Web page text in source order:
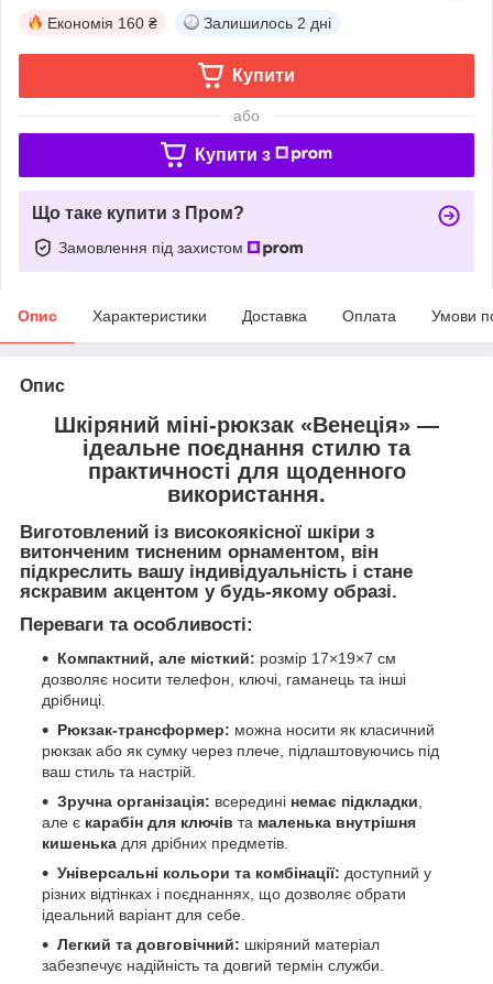
Економія 160 ₴ Залишилось 2 дні
Купити
або
Купити з
Що таке купити з Пром?
Замовлення під захистом
Опис Характеристики Доставка Оплата Умови
Опис
Шкіряний міні-рюкзак «Венеція» —
ідеальне поєднання стилю та
практичності для щоденного
використання.
Виготовлений із високоякісної шкіри з
витонченим тисненим орнаментом, він
підкреслить вашу індивідуальність і стане
яскравим акцентом у будь-якому образі.
Переваги та особливості:
Компактний, але місткий: розмір 17×19×7 см
дозволяє носити телефон, ключі, гаманець та інші
дрібниці.
Рюкзак-трансформер: можна носити як класичний
рюкзак або як сумку через плече, підлаштовуючись під
ваш стиль та настрій.
Зручна організація: всередині немає підкладки
але є карабін для ключів та маленька внутрішня
кишенька для дрібних предметів.
Універсальні кольори та комбінації: доступний у
різних відтінках і поєднаннях, що дозволяє обрати
ідеальний варіант для себе.
Легкий та довговічний: шкіряний матеріал
забезпечує надійність та довгий термін служби.